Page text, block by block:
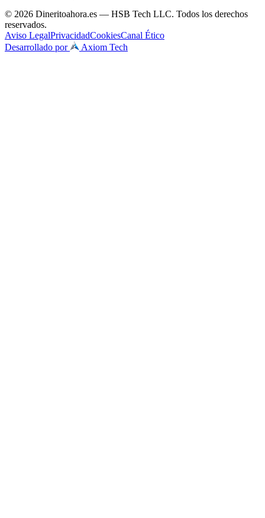
© 2026 Dineritoahora.es — HSB Tech LLC. Todos los derechos
reservados.
Aviso LegalPrivacidadCookiesCanal Ético
Desarrollado por
Axiom Tech